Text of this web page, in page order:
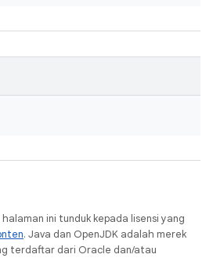
ini tunduk kepada lisensi yang
. Java dan OpenJDK adalah merek
terdaftar dari Oracle dan/atau